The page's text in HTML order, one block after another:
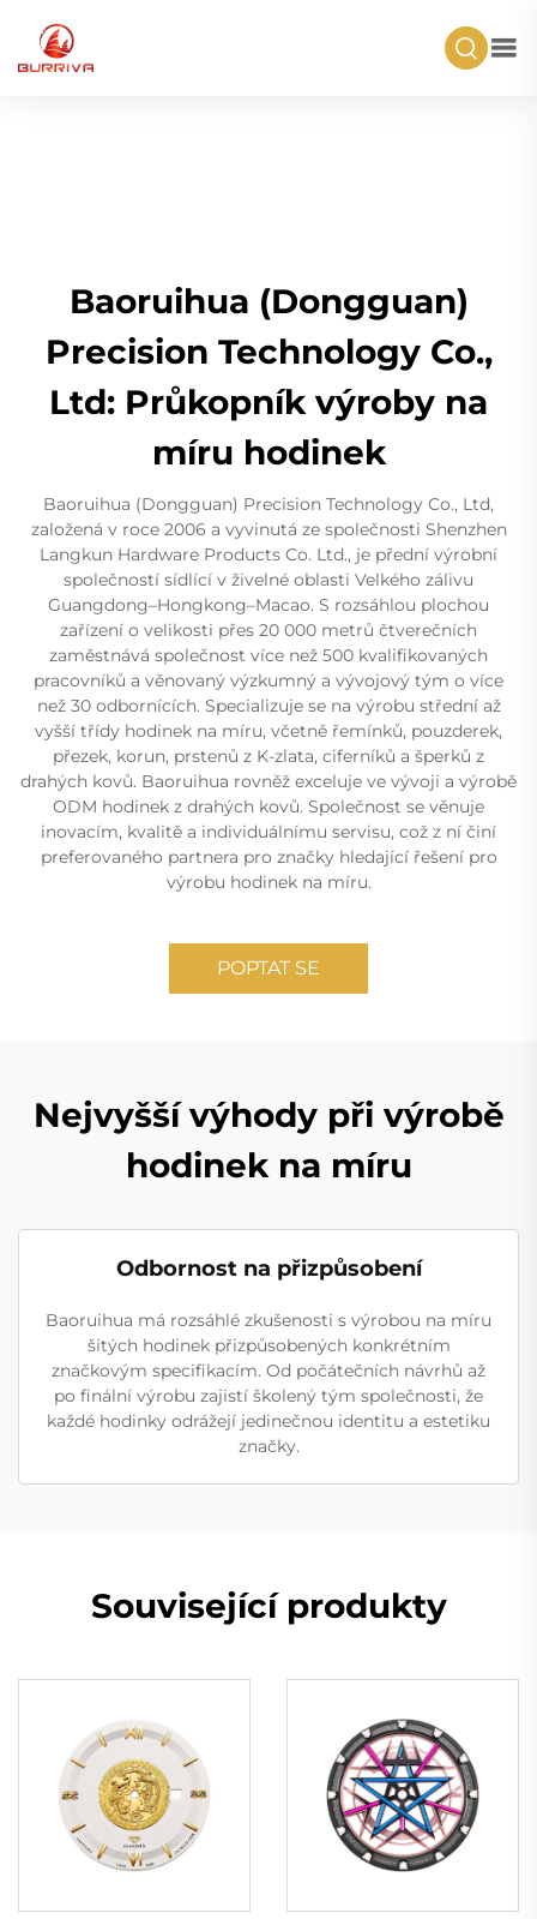
Baoruihua (Dongguan)
Precision Technology Co.,
Ltd: Průkopník výroby na
míru hodinek
Baoruihua (Dongguan) Precision Technology Co., Ltd,
založená v roce 2006 a vyvinutá ze společnosti Shenzhen
Langkun Hardware Products Co. Ltd., je přední výrobní
společností sídlící v živelné oblasti Velkého zálivu
Guangdong–Hongkong–Macao. S rozsáhlou plochou
zařízení o velikosti přes 20 000 metrů čtverečních
zaměstnává společnost více než 500 kvalifikovaných
pracovníků a věnovaný výzkumný a vývojový tým o více
než 30 odbornících. Specializuje se na výrobu střední až
vyšší třídy hodinek na míru, včetně řemínků, pouzderek,
přezek, korun, prstenů z K-zlata, ciferníků a šperků z
drahých kovů. Baoruihua rovněž exceluje ve vývoji a výrobě
ODM hodinek z drahých kovů. Společnost se věnuje
inovacím, kvalitě a individuálnímu servisu, což z ní činí
preferovaného partnera pro značky hledající řešení pro
výrobu hodinek na míru.
POPTAT SE
Nejvyšší výhody při výrobě
hodinek na míru
Odbornost na přizpůsobení
Baoruihua má rozsáhlé zkušenosti s výrobou na míru
šitých hodinek přizpůsobených konkrétním
značkovým specifikacím. Od počátečních návrhů až
po finální výrobu zajistí školený tým společnosti, že
každé hodinky odrážejí jedinečnou identitu a estetiku
značky.
Související produkty